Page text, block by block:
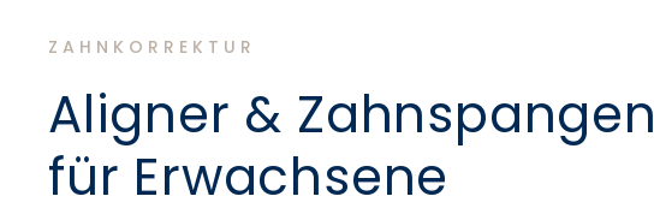
ZAHNKORREKTUR
Aligner & Zahnspangen
für Erwachsene